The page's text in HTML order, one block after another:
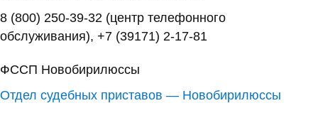
8 (800) 250-39-32 (центр телефонного
обслуживания), +7 (39171) 2-17-81
ФССП Новобирилюссы
Отдел судебных приставов — Новобирилюссы